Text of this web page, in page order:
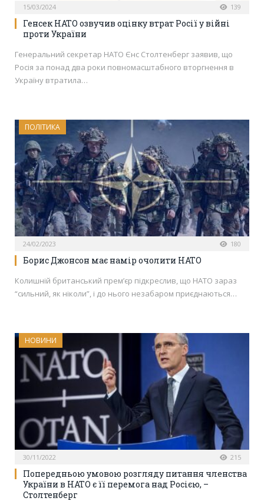
15/03/2024 139
Генсек НАТО озвучив оцінку втрат Росії у війні
проти України
Генеральний секретар НАТО Єнс Столтенберг заявив, що
Росія за понад два роки повномасштабного вторгнення в
Україну втратила…
ПОЛІТИКА
24/02/2023 180
Борис Джонсон має намір очолити НАТО
Колишній британський прем’єр підкреслив, що НАТО зараз
“сильний, як ніколи”, і до нього незабаром приєднаються…
НОВИНИ
30/11/2022 215
Попередньою умовою розгляду питання членства
України в НАТО є її перемога над Росією, –
Столтенберг